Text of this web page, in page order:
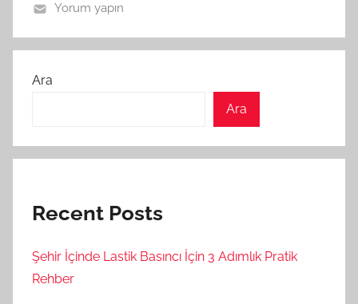
Yorum yapın
Ara
Ara
Recent Posts
Şehir İçinde Lastik Basıncı İçin 3 Adımlık Pratik
Rehber